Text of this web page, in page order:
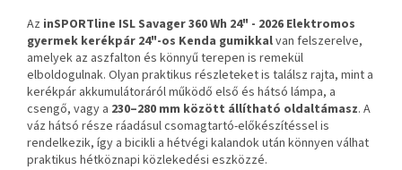
Az inSPORTline ISL Savager 360 Wh 24" - 2026 Elektromos
gyermek kerékpár 24"-os Kenda gumikkalvan felszerelve,
amelyek az aszfalton és könnyű terepen is remekül
elboldogulnak. Olyan praktikus részleteket is találsz rajta, mint a
kerékpár akkumulátoráról működő első és hátsó lámpa, a
csengő, vagy a 230–280 mm között állítható oldaltámasz. A
váz hátsó része ráadásul csomagtartó-előkészítéssel is
rendelkezik, így a bicikli a hétvégi kalandok után könnyen válhat
praktikus hétköznapi közlekedési eszközzé.